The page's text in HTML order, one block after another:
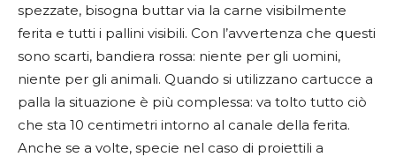
spezzate, bisogna buttar via la carne visibilmente
ferita e tutti i pallini visibili. Con l’avvertenza che questi
sono scarti, bandiera rossa: niente per gli uomini,
niente per gli animali. Quando si utilizzano cartucce a
palla la situazione è più complessa: va tolto tutto ciò
che sta 10 centimetri intorno al canale della ferita.
Anche se a volte, specie nel caso di proiettili a